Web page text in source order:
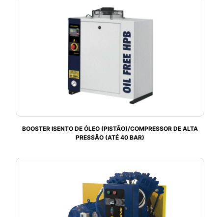
BOOSTER ISENTO DE ÓLEO (PISTÃO)/COMPRESSOR DE ALTA
PRESSÃO (ATÉ 40 BAR)